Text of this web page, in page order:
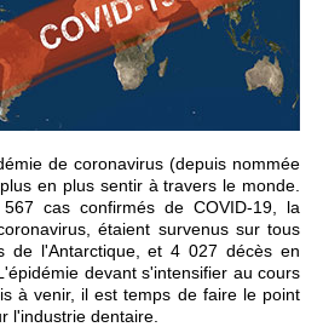
de coronavirus (depuis nommée
en plus sentir à travers le monde.
cas confirmés de COVID-19, la
étaient survenus sur tous
de l'Antarctique, et 4 027 décès en
devant s'intensifier au cours
à venir, il est temps de faire le point
l'industrie dentaire.